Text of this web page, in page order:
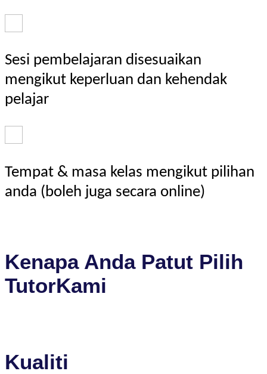
Sesi pembelajaran disesuaikan
mengikut keperluan dan kehendak
pelajar
Tempat & masa kelas mengikut pilihan
anda (boleh juga secara online)
Kenapa Anda Patut Pilih
TutorKami
Kualiti